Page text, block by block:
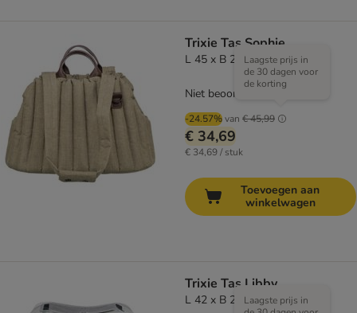
Trixie Tas Sophie
L 45 x B 25 x H 30 cm
-24.57%van € 45,99
Laagste prijs in
de 30 dagen voor
de korting
€ 34,69
€ 34,69 / stuk
Niet beoordeeld
Toevoegen aan
winkelwagen
Trixie Tas Libby
L 42 x B 27 x H 25 cm
Laagste prijs in